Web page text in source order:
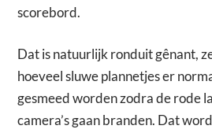
scorebord.
Dat is natuurlijk ronduit gênant,
hoeveel sluwe plannetjes er
gesmeed worden zodra de rode
camera’s gaan branden. Dat